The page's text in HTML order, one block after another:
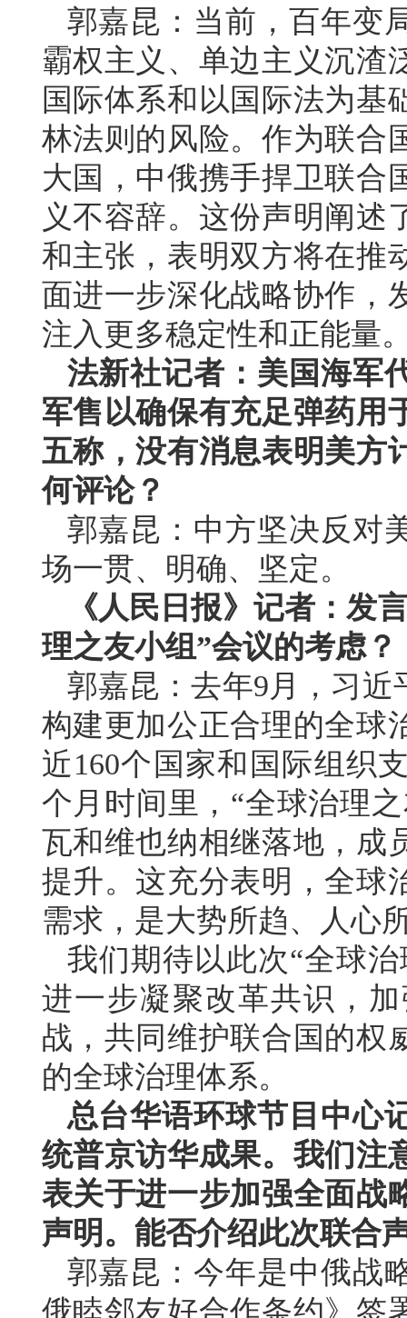
郭嘉昆：当前，百年变
霸权主义、单边主义沉渣
国际体系和以国际法为基
林法则的风险。作为联合
大国，中俄携手捍卫联合
义不容辞。这份声明阐述
和主张，表明双方将在推
面进一步深化战略协作，
注入更多稳定性和正能量
法新社记者：美国海军
军售以确保有充足弹药用
五称，没有消息表明美方
何评论？
郭嘉昆：中方坚决反对
场一贯、明确、坚定。
《人民日报》记者：发
理之友小组”会议的考虑？
郭嘉昆：去年9月，习
构建更加公正合理的全球
近160个国家和国际组织
个月时间里，“全球治理
瓦和维也纳相继落地，成
提升。这充分表明，全球
需求，是大势所趋、人心
我们期待以此次“全球
进一步凝聚改革共识，
战，共同维护联合国的权
的全球治理体系。
总台华语环球节目中心
统普京访华成果。我们注
表关于进一步加强全面战
声明。能否介绍此次联合
郭嘉昆：今年是中俄战
俄睦邻友好合作条约》签